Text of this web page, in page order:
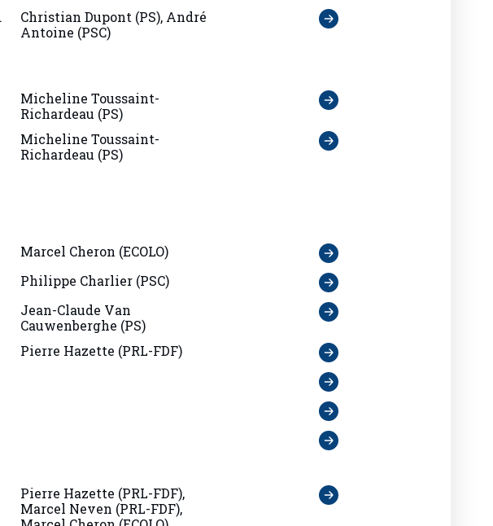
Christian Dupont (PS), André
Antoine (PSC)
Micheline Toussaint-
Richardeau (PS)
Micheline Toussaint-
Richardeau (PS)
Marcel Cheron (ECOLO)
Philippe Charlier (PSC)
Jean-Claude Van
Cauwenberghe (PS)
Pierre Hazette (PRL-FDF)
Pierre Hazette (PRL-FDF),
Marcel Neven (PRL-FDF),
Marcel Cheron (ECOLO)